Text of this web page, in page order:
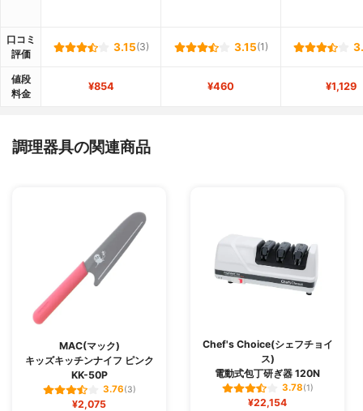
口コミ
評価
3.15(3) 3.15(1)
値段
料金
¥854 ¥460 ¥1,129
調理器具の関連商品
MAC(マック)
キッズキッチンナイフ ピンク
KK-50P
3.76(3)
¥2,075
Chef's Choice(シェフチョイ
ス)
電動式包丁研ぎ器 120N
3.78(1)
¥22,154